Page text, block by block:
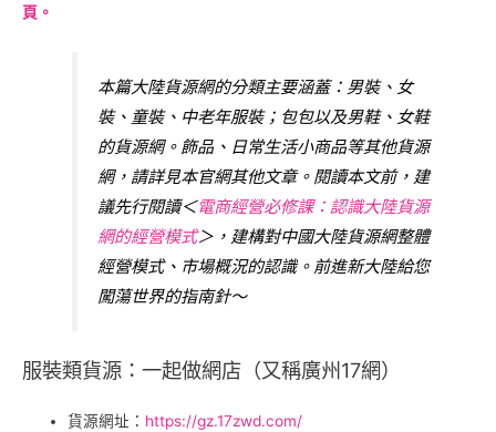
頁。
本篇大陸貨源網的分類主要涵蓋：男裝、女
裝、童裝、中老年服裝；包包以及男鞋、女鞋
的貨源網。飾品、日常生活小商品等其他貨源
網，請詳見本官網其他文章。閱讀本文前，建
議先行閱讀＜電商經營必修課：認識大陸貨源
網的經營模式＞，建構對中國大陸貨源網整體
經營模式、市場概況的認識。前進新大陸給您
闖蕩世界的指南針～
服裝類貨源：一起做網店（又稱廣州17網）
貨源網址： https://gz.17zwd.com/